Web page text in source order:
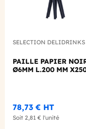
SELECTION DELIDRINKS
PAILLE PAPIER
Ø6MM L.200 MM
78,73 € HT
Soit 2,81 € l'unité